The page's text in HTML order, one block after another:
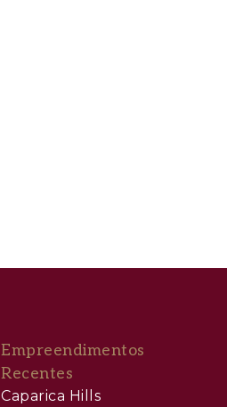
Empreendimentos
Recentes
Caparica Hills